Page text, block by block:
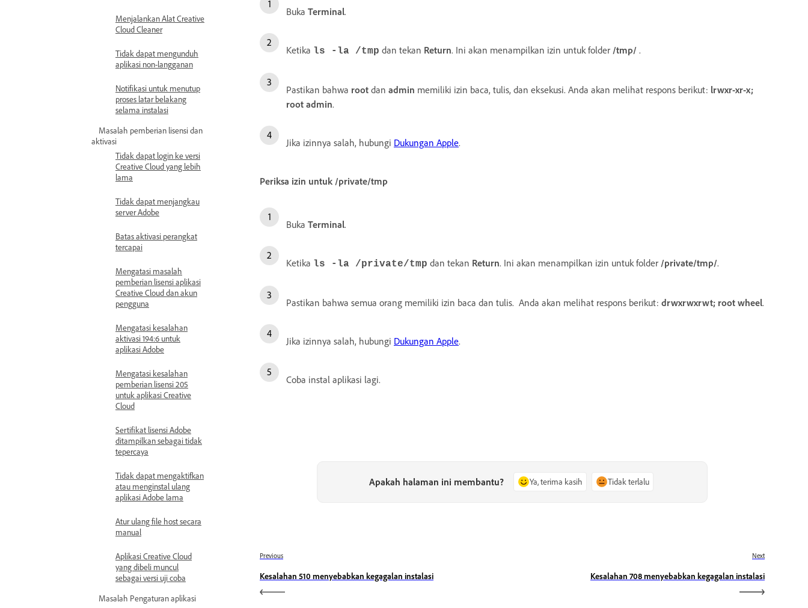
Menjalankan Alat Creative
Cloud Cleaner
Tidak dapat mengunduh
aplikasi non-langganan
Notifikasi untuk menutup
proses latar belakang
selama instalasi
Masalah pemberian lisensi dan
aktivasi
Tidak dapat login ke versi
Creative Cloud yang lebih
lama
Tidak dapat menjangkau
server Adobe
Batas aktivasi perangkat
tercapai
Mengatasi masalah
pemberian lisensi aplikasi
Creative Cloud dan akun
pengguna
Mengatasi kesalahan
aktivasi 194:6 untuk
aplikasi Adobe
Mengatasi kesalahan
pemberian lisensi 205
untuk aplikasi Creative
Cloud
Sertifikat lisensi Adobe
ditampilkan sebagai tidak
tepercaya
Tidak dapat mengaktifkan
atau menginstal ulang
aplikasi Adobe lama
Atur ulang file host secara
manual
Aplikasi Creative Cloud
yang dibeli muncul
sebagai versi uji coba
Masalah Pengaturan aplikasi
Buka Terminal.
Ketika ls -la /tmp dan tekan Return. Ini akan menampilkan izin untuk folder /tmp/ .
Pastikan bahwa root dan admin memiliki izin baca, tulis, dan eksekusi. Anda akan melihat respons berikut: lrwxr-xr-x;
root admin.
Jika izinnya salah, hubungi Dukungan Apple.
Periksa izin untuk /private/tmp
Buka Terminal.
Ketika ls -la /private/tmp dan tekan Return. Ini akan menampilkan izin untuk folder /private/tmp/.
Pastikan bahwa semua orang memiliki izin baca dan tulis. Anda akan melihat respons berikut: drwxrwxrwt; root wheel.
Jika izinnya salah, hubungi Dukungan Apple.
Coba instal aplikasi lagi.
Apakah halaman ini membantu? Ya, terima kasih Tidak terlalu
Previous
Kesalahan 510 menyebabkan kegagalan instalasi
Next
Kesalahan 708 menyebabkan kegagalan instalasi